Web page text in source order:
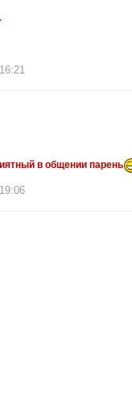
в общении парень